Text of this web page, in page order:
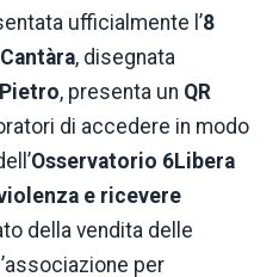
ufficialmente l’8
, disegnata
, presenta un QR
di accedere in modo
Osservatorio 6Libera
e ricevere
della vendita delle
per